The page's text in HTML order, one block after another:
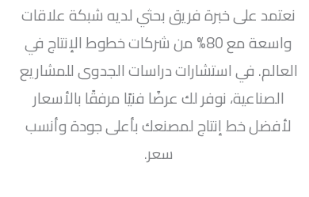
نعتمد على خبرة فريق بحثي لديه شبكة علاقات
واسعة مع 80% من شركات خطوط الإنتاج في
العالم. في استشارات دراسات الجدوى للمشاريع
الصناعية، نوفر لك عرضًا فنيًا مرفقًا بالأسعار
لأفضل خط إنتاج لمصنعك بأعلى جودة وأنسب
سعر.